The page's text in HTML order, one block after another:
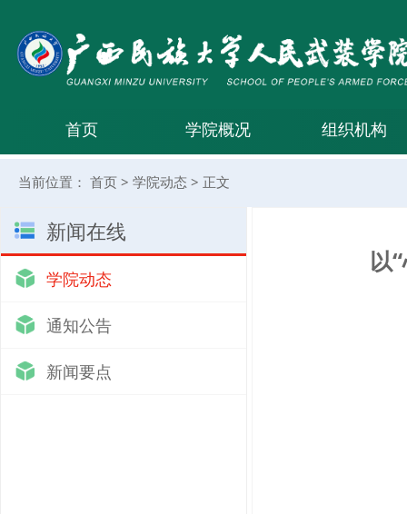
首页 学院概况 组织机构
当前位置： 首页 > 学院动态 > 正文
新闻在线
学院动态
通知公告
新闻要点
以